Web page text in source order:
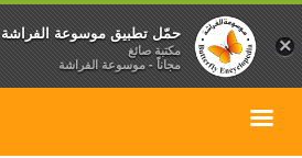
×
حمّل تطبيق موسوعة الفراشة
مكتبة صائغ
مجاناً - موسوعة الفراشة